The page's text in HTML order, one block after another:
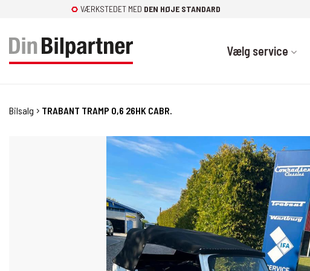
indhold
VÆRKSTEDET MED DEN HØJE STANDARD
Vælg service
Bilsalg TRABANT TRAMP 0,6 26HK CABR.